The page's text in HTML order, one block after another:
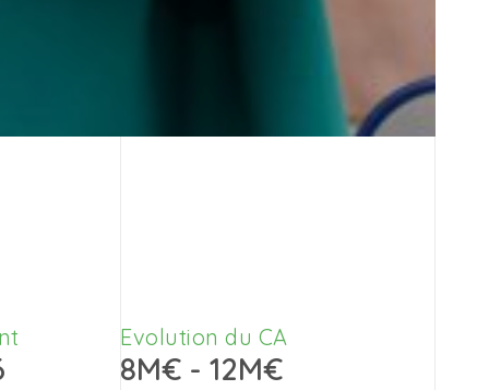
Evolution du CA
8M€ - 12M€